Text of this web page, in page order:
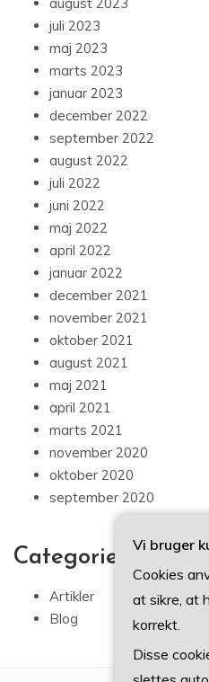
juli 2023
maj 2023
marts 2023
januar 2023
december 2022
september 2022
august 2022
juli 2022
juni 2022
maj 2022
april 2022
januar 2022
december 2021
november 2021
oktober 2021
august 2021
maj 2021
april 2021
marts 2021
november 2020
oktober 2020
september 2020
Categories
Artikler
Blog
Vi bruger
Cookies
at sikre, at
korrekt.
Disse